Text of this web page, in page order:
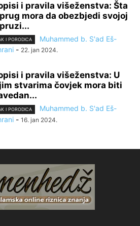
i pravila višeženstva: Šta
mora da obezbjedi svojoj
I PORODICA
Muhammed b. S'ad Eš-
- 22. jan 2024.
i pravila višeženstva: U
stvarima čovjek mora biti
I PORODICA
Muhammed b. S'ad Eš-
- 16. jan 2024.